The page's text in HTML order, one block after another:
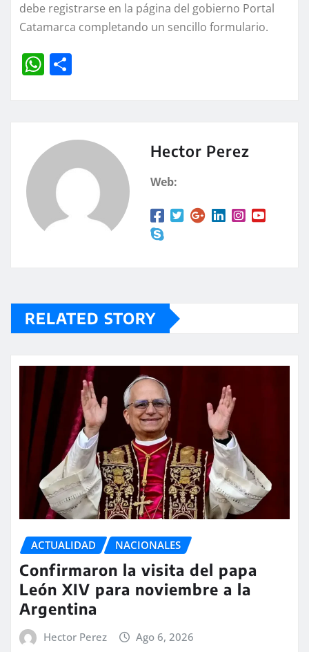
debe registrarse en la página del gobierno Portal
Catamarca completando un sencillo formulario.
W
A
p
rt
Hector Perez
Web:
RELATED STORY
ACTUALIDAD NACIONALES
Confirmaron la visita del papa
León XIV para noviembre a la
Argentina
Hector Perez Ago 6, 2026